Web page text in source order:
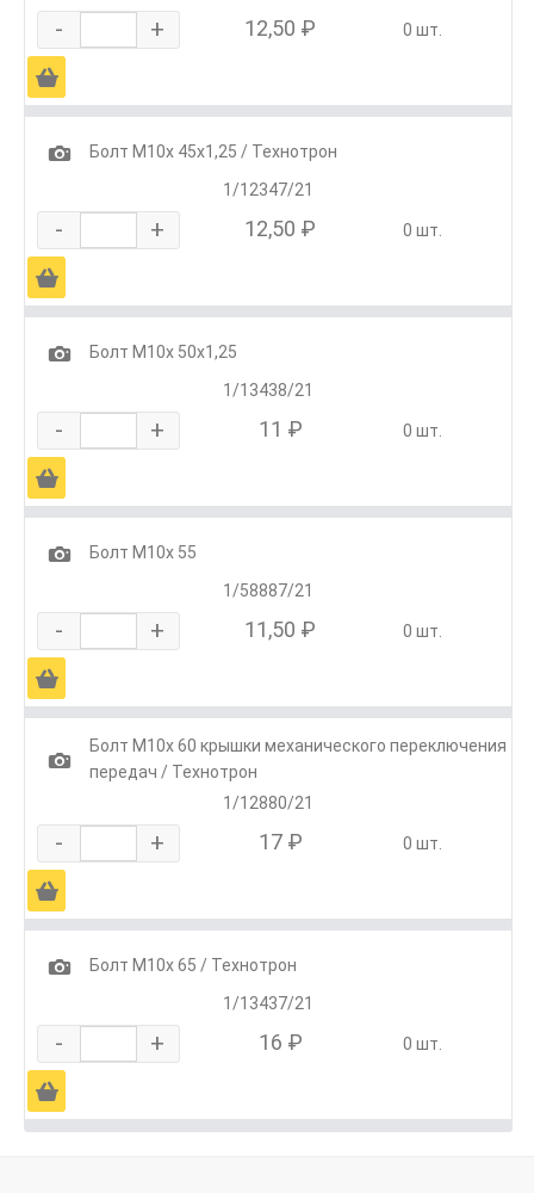
- + 12,50 ₽ 0 шт.
Ä
1
Болт М10х 45х1,25 / Технотрон
1/12347/21
- + 12,50 ₽ 0 шт.
Ä
1
Болт М10х 50х1,25
1/13438/21
- + 11 ₽ 0 шт.
Ä
1
Болт М10х 55
1/58887/21
- + 11,50 ₽ 0 шт.
Ä
1
Болт М10х 60 крышки механического переключения
передач / Технотрон
1/12880/21
- + 17 ₽ 0 шт.
Ä
1
Болт М10х 65 / Технотрон
1/13437/21
- + 16 ₽ 0 шт.
Ä